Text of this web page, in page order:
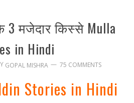
3 मजेदार किस्से Mulla
in Hindi
GOPAL MISHRA 75 COMMENTS
Stories in Hindi